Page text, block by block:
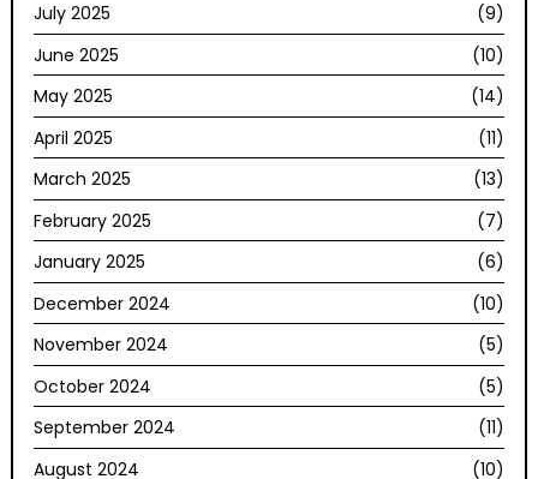
July 2025
(9)
June 2025
(10)
May 2025
(14)
April 2025
(11)
March 2025
(13)
February 2025
(7)
January 2025
(6)
December 2024
(10)
November 2024
(5)
October 2024
(5)
September 2024
(11)
August 2024
(10)